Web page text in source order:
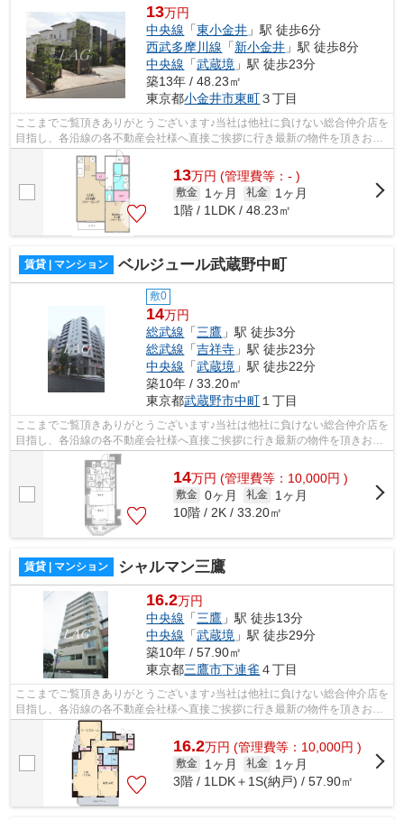
13万円
中央線 「東小金井 」駅 徒歩6分
西武多摩川線 「新小金井 」駅 徒歩8分
中央線 「武蔵境 」駅 徒歩23分
築13年 / 48.23㎡
東京都小金井市東町３丁目
ここまでご覧頂きありがとうございます♪当社は他社に負けない総合仲介店を
目指し、各沿線の各不動産会社様へ直接ご挨拶に行き最新の物件を頂きお客
様へ提供しております！最新の情報は...
13万円 (管理費等：- )
敷金 1ヶ月 礼金
1ヶ月
1階 / 1LDK / 48.23㎡
賃貸 | マンション ベルジュール武蔵野中町
敷0
14万円
総武線 「三鷹 」駅 徒歩3分
総武線 「吉祥寺 」駅 徒歩23分
中央線 「武蔵境 」駅 徒歩22分
築10年 / 33.20㎡
東京都武蔵野市中町 １丁目
ここまでご覧頂きありがとうございます♪当社は他社に負けない総合仲介店を
目指し、各沿線の各不動産会社様へ直接ご挨拶に行き最新の物件を頂きお客
様へ提供しております！最新の情報は...
14万円 (管理費等：10,000円 )
敷金 0ヶ月 礼金
1ヶ月
10階 / 2K / 33.20㎡
賃貸 | マンション シャルマン三鷹
16.2万円
中央線 「三鷹 」駅 徒歩13分
中央線 「武蔵境 」駅 徒歩29分
築10年 / 57.90㎡
東京都三鷹市下連雀 ４丁目
ここまでご覧頂きありがとうございます♪当社は他社に負けない総合仲介店を
目指し、各沿線の各不動産会社様へ直接ご挨拶に行き最新の物件を頂きお客
様へ提供しております！最新の情報は...
16.2万円 (管理費等：10,000円 )
敷金 1ヶ月 礼金
1ヶ月
3階 / 1LDK＋1S(納戸) / 57.90㎡